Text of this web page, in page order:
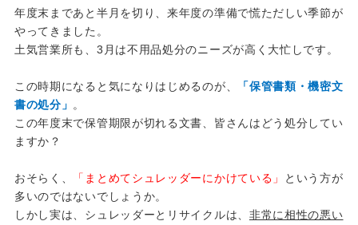
年度末まであと半月を切り、来年度の準備で慌ただしい季節が
やってきました。
土気営業所も、3月は不用品処分のニーズが高く大忙しです。
この時期になると気になりはじめるのが、
「保管書類・機密文
書の処分」 。
この年度末で保管期限が切れる文書、皆さんはどう処分してい
ますか？
おそらく、 「まとめてシュレッダーにかけている」
という方が
多いのではないでしょうか。
しかし実は、シュレッダーとリサイクルは、 非常に相性の悪い